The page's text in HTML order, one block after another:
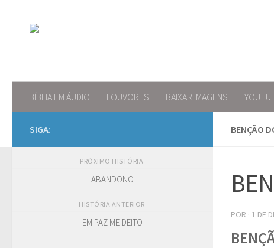
BÍBLIA EM ÁUDIO LOUVORES BAIXAR IMAGENS
BENÇÃO
POR · 1 DE
SIGA:
PRÓXIMO HISTÓRIA
ABANDONO
HISTÓRIA ANTERIOR
EM PAZ ME DEITO